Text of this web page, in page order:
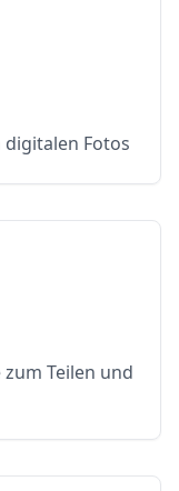
digitalen Fotos
Teilen und